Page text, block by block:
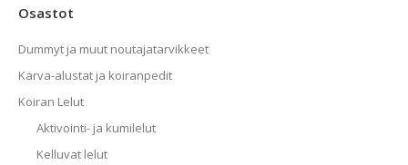
Osastot
Dummyt ja muut noutajatarvikkeet
Karva-alustat ja koiranpedit
Koiran Lelut
Aktivointi- ja kumilelut
Kelluvat lelut